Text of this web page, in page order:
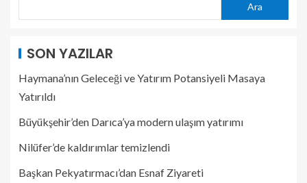
Ara
SON YAZILAR
Haymana’nın Geleceği ve Yatırım Potansiyeli Masaya
Yatırıldı
Büyükşehir’den Darıca’ya modern ulaşım yatırımı
Nilüfer’de kaldırımlar temizlendi
Başkan Pekyatırmacı’dan Esnaf Ziyareti